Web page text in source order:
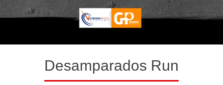
Desamparados Run